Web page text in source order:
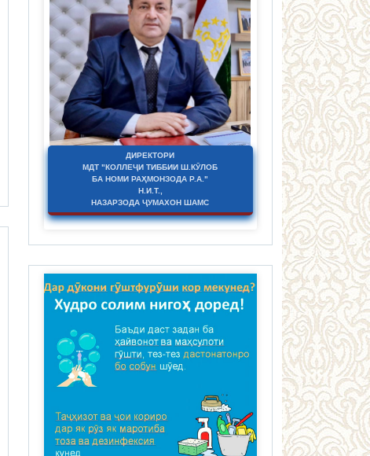
ДИРЕКТОРИ
МДТ "КОЛЛЕҶИ ТИББИИ Ш.КӮЛОБ
БА НОМИ РАҲМОНЗОДА Р.А."
Н.И.Т.,
НАЗАРЗОДА ҶУМАХОН ШАМС